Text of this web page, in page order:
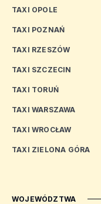
TAXI OPOLE
TAXI POZNAŃ
TAXI RZESZÓW
TAXI SZCZECIN
TAXI TORUŃ
TAXI WARSZAWA
TAXI WROCŁAW
TAXI ZIELONA GÓRA
WOJEWÓDZTWA